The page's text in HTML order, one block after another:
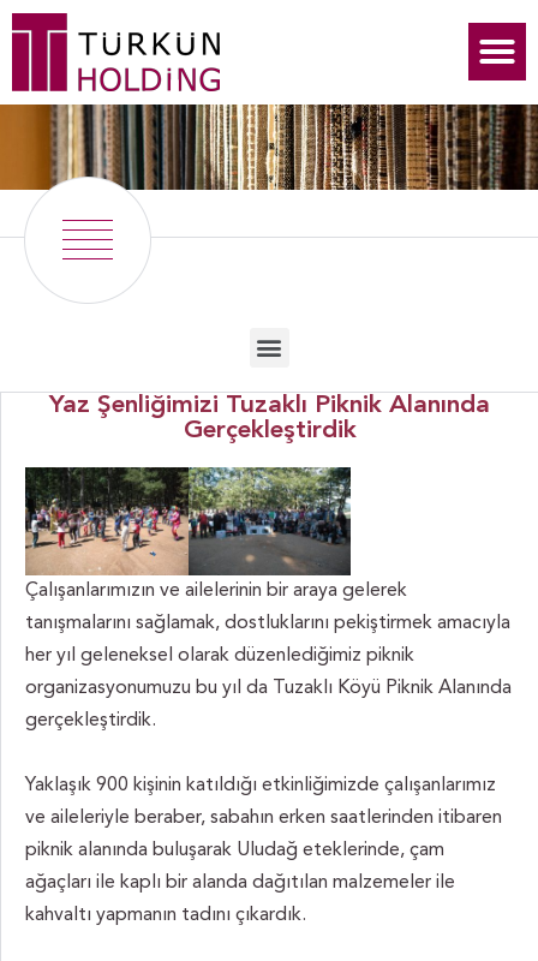
Yaz Şenliğimizi Tuzaklı Piknik Alanında
Gerçekleştirdik
Çalışanlarımızın ve ailelerinin bir araya gelerek
tanışmalarını sağlamak, dostluklarını pekiştirmek amacıyla
her yıl geleneksel olarak düzenlediğimiz piknik
organizasyonumuzu bu yıl da Tuzaklı Köyü Piknik Alanında
gerçekleştirdik.
Yaklaşık 900 kişinin katıldığı etkinliğimizde çalışanlarımız
ve aileleriyle beraber, sabahın erken saatlerinden itibaren
piknik alanında buluşarak Uludağ eteklerinde, çam
ağaçları ile kaplı bir alanda dağıtılan malzemeler ile
kahvaltı yapmanın tadını çıkardık.